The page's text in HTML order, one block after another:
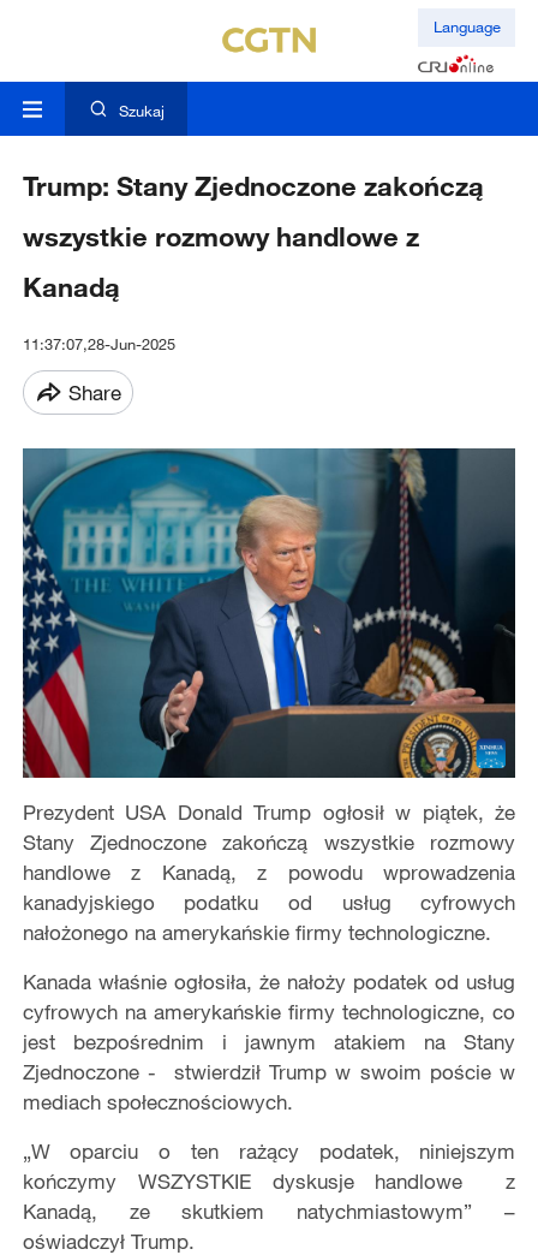
Language
Szukaj
Trump: Stany Zjednoczone zakończą
wszystkie rozmowy handlowe z
Kanadą
11:37:07,28-Jun-2025
Share
Prezydent USA Donald Trump ogłosił w piątek, że
Stany Zjednoczone zakończą wszystkie rozmowy
handlowe z Kanadą, z powodu wprowadzenia
kanadyjskiego podatku od usług cyfrowych
nałożonego na amerykańskie firmy technologiczne.
Kanada właśnie ogłosiła, że ​​nałoży podatek od usług
cyfrowych na amerykańskie firmy technologiczne, co
jest bezpośrednim i jawnym atakiem na Stany
Zjednoczone - stwierdził Trump w swoim poście w
mediach społecznościowych.
„W oparciu o ten rażący podatek, niniejszym
kończymy WSZYSTKIE dyskusje handlowe z
Kanadą, ze skutkiem natychmiastowym” –
oświadczył Trump.